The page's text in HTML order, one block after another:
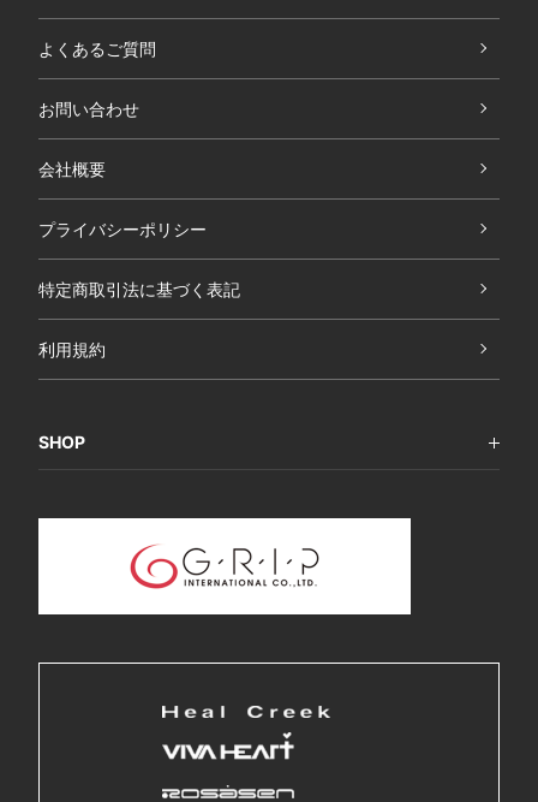
よくあるご質問
お問い合わせ
会社概要
プライバシーポリシー
特定商取引法に基づく表記
利用規約
SHOP